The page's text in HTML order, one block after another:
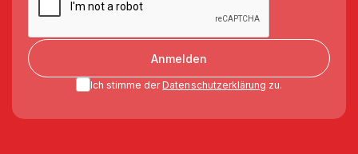
Anmelden
Ich stimme der Datenschutzerklärung zu.